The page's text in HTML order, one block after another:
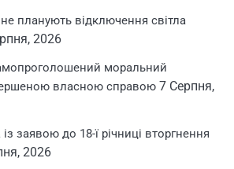
не планують відключення світла
2026
моральний
власною справою 7 Серпня,
заявою до 18-ї річниці вторгнення
2026